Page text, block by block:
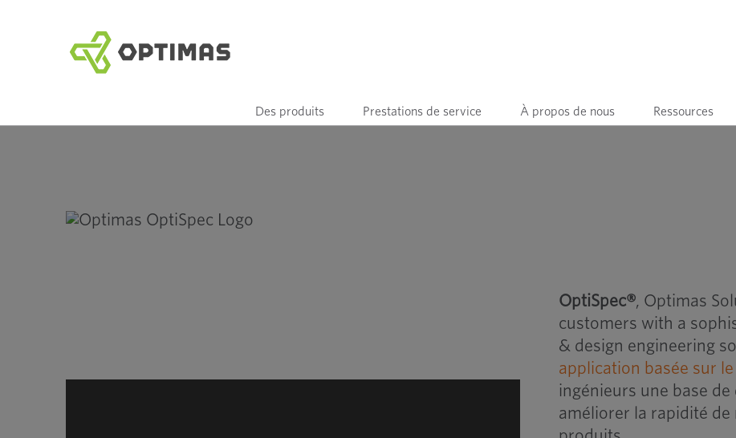
Des produits Prestations de service À propos de nous Ressources
OptiSpec®, Optimas
customers with a
& design engineering
application basée sur
ingénieurs une base
améliorer la rapidité de